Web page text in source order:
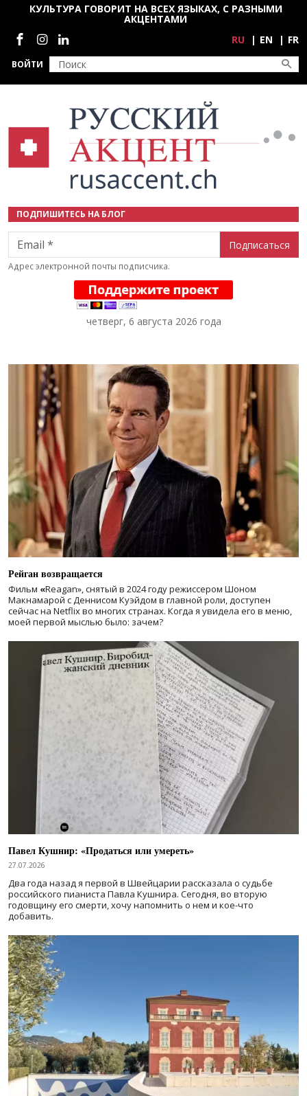
Перейти к основному содержанию
ВОЙТИ
КУЛЬТУРА ГОВОРИТ НА ВСЕХ ЯЗЫКАХ, С РАЗНЫМИ
АКЦЕНТАМИ
Социальные сети
RU EN FR
ПОДПИШИТЕСЬ НА БЛОГ
Email
Адрес электронной почты подписчика.
четверг, 6 августа 2026 года
Рейган возвращается
Фильм «Reagan», снятый в 2024 годурежиссером Шоном
Макнамарой с Деннисом Куэйдом в главной роли, доступен
сейчас на Netflix во многих странах. Когда я увидела его в меню,
моей первой мыслью было: зачем?
Павел Кушнир: «Продаться или умереть»
27.07.2026
Два года назад я первой в Швейцарии рассказала о судьбе
российского пианиста Павла Кушнира. Сегодня, во вторую
годовщину его смерти, хочу напомнить о нем и кое-что
добавить.